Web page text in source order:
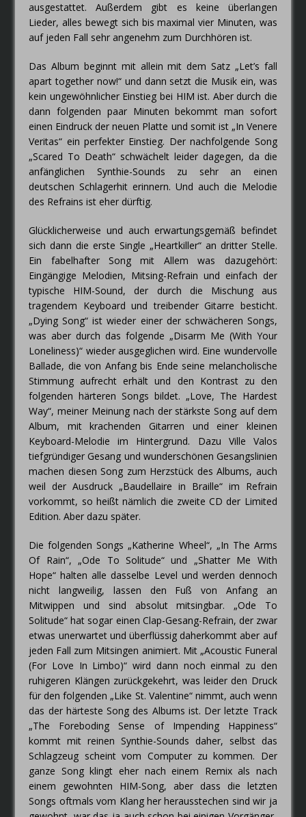
ausgestattet. Außerdem gibt es keine überlangen
Lieder, alles bewegt sich bis maximal vier Minuten, was
auf jeden Fall sehr angenehm zum Durchhören ist.
Das Album beginnt mit allein mit dem Satz „Let’s fall
apart together now!“ und dann setzt die Musik ein, was
kein ungewöhnlicher Einstieg bei HIM ist. Aber durch die
dann folgenden paar Minuten bekommt man sofort
einen Eindruck der neuen Platte und somit ist „In Venere
Veritas“ ein perfekter Einstieg. Der nachfolgende Song
„Scared To Death“ schwächelt leider dagegen, da die
anfänglichen Synthie-Sounds zu sehr an einen
deutschen Schlagerhit erinnern. Und auch die Melodie
des Refrains ist eher dürftig.
Glücklicherweise und auch erwartungsgemäß befindet
sich dann die erste Single „Heartkiller“ an dritter Stelle.
Ein fabelhafter Song mit Allem was dazugehört:
Eingängige Melodien, Mitsing-Refrain und einfach der
typische HIM-Sound, der durch die Mischung aus
tragendem Keyboard und treibender Gitarre besticht.
„Dying Song“ ist wieder einer der schwächeren Songs,
was aber durch das folgende „Disarm Me (With Your
Loneliness)“ wieder ausgeglichen wird. Eine wundervolle
Ballade, die von Anfang bis Ende seine melancholische
Stimmung aufrecht erhält und den Kontrast zu den
folgenden härteren Songs bildet. „Love, The Hardest
Way“, meiner Meinung nach der stärkste Song auf dem
Album, mit krachenden Gitarren und einer kleinen
Keyboard-Melodie im Hintergrund. Dazu Ville Valos
tiefgründiger Gesang und wunderschönen Gesangslinien
machen diesen Song zum Herzstück des Albums, auch
weil der Ausdruck „Baudellaire in Braille“ im Refrain
vorkommt, so heißt nämlich die zweite CD der Limited
Edition. Aber dazu später.
Die folgenden Songs „Katherine Wheel“, „In The Arms
Of Rain“, „Ode To Solitude“ und „Shatter Me With
Hope“ halten alle dasselbe Level und werden dennoch
nicht langweilig, lassen den Fuß von Anfang an
Mitwippen und sind absolut mitsingbar. „Ode To
Solitude“ hat sogar einen Clap-Gesang-Refrain, der zwar
etwas unerwartet und überflüssig daherkommt aber auf
jeden Fall zum Mitsingen animiert. Mit „Acoustic Funeral
(For Love In Limbo)“ wird dann noch einmal zu den
ruhigeren Klängen zurückgekehrt, was leider den Druck
für den folgenden „Like St. Valentine“ nimmt, auch wenn
das der härteste Song des Albums ist. Der letzte Track
„The Foreboding Sense of Impending Happiness“
kommt mit reinen Synthie-Sounds daher, selbst das
Schlagzeug scheint vom Computer zu kommen. Der
ganze Song klingt eher nach einem Remix als nach
einem gewohnten HIM-Song, aber dass die letzten
Songs oftmals vom Klang her herausstechen sind wir ja